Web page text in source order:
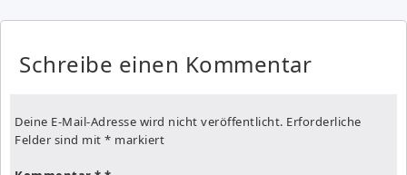
Schreibe einen Kommentar
Deine E-Mail-Adresse wird nicht veröffentlicht. Erforderliche
Felder sind mit * markiert